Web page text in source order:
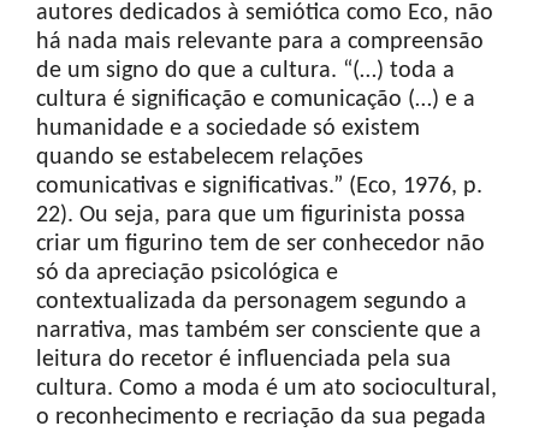
autores dedicados à semiótica como Eco, não
há nada mais relevante para a compreensão
de um signo do que a cultura. “(…) toda a
cultura é significação e comunicação (…) e a
humanidade e a sociedade só existem
quando se estabelecem relações
comunicativas e significativas.” (Eco, 1976, p.
22). Ou seja, para que um figurinista possa
criar um figurino tem de ser conhecedor não
só da apreciação psicológica e
contextualizada da personagem segundo a
narrativa, mas também ser consciente que a
leitura do recetor é influenciada pela sua
cultura. Como a moda é um ato sociocultural,
o reconhecimento e recriação da sua pegada